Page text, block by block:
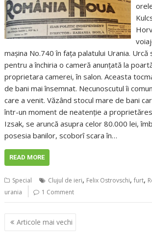
mașina No.740 în fața palatului Urania. Urcă
pentru a închiria o cameră anunțată la
proprietara camerei, în salon. Aceasta
de bani mai însemnat. Necunoscutul îi
care a venit. Văzând stocul mare de bani
într-un moment de neatenție a
Izsak, se aruncă asupra celor 80.000 lei,
posesia banilor, scoborî scara în…
READ MORE
Special Clujul de ieri, Felix Ostrovschi,furt,
urania 1 Comment
Navigare
în
Articole mai vechi